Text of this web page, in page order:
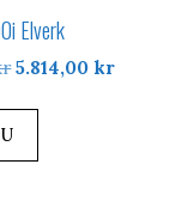
Elverk
Det
5.814,00 krDet